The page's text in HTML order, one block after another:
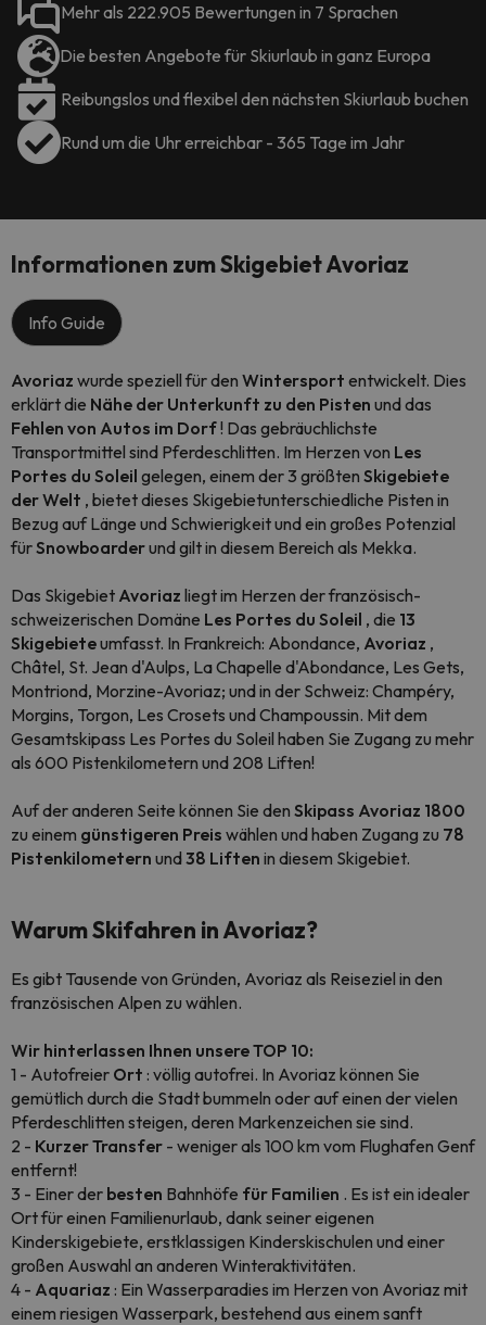
Mehr als 222.905 Bewertungen in 7 Sprachen
Die besten Angebote für Skiurlaub in ganz Europa
Reibungslos und flexibel den nächsten Skiurlaub buchen
Rund um die Uhr erreichbar - 365 Tage im Jahr
Informationen zum Skigebiet Avoriaz
Info Guide
Avoriaz wurde speziell für den Wintersport entwickelt. Dies
erklärt die Nähe der Unterkunft zu den Pisten und das
Fehlen von Autos im Dorf! Das gebräuchlichste
Transportmittel sind Pferdeschlitten. Im Herzen von Les
Portes du Soleil gelegen, einem der 3 größten Skigebiete
der Welt , bietet dieses Skigebietunterschiedliche Pisten in
Bezug auf Länge und Schwierigkeit und ein großes Potenzial
fürSnowboarderund gilt in diesem Bereich als Mekka.
Das Skigebiet Avoriaz liegt im Herzen der französisch-
schweizerischen Domäne Les Portes du Soleil , die 13
Skigebieteumfasst. In Frankreich: Abondance, Avoriaz ,
Châtel, St. Jean d'Aulps, La Chapelle d'Abondance, Les Gets,
Montriond, Morzine-Avoriaz; und in der Schweiz: Champéry,
Morgins, Torgon, Les Crosets und Champoussin. Mit dem
Gesamtskipass Les Portes du Soleil haben Sie Zugang zu mehr
als 600 Pistenkilometern und 208 Liften!
Auf der anderen Seite können Sie den Skipass Avoriaz 1800
zu einem günstigeren Preis wählen und haben Zugang zu 78
Pistenkilometern und38 Liften in diesem Skigebiet.
Warum Skifahren in Avoriaz?
Es gibt Tausende von Gründen, Avoriaz als Reiseziel in den
französischen Alpen zu wählen.
Wir hinterlassen Ihnen unsere TOP 10:
1 - Autofreier Ort : völlig autofrei. In Avoriaz können Sie
gemütlich durch die Stadt bummeln oder auf einen der vielen
Pferdeschlitten steigen, deren Markenzeichen sie sind.
2 - Kurzer Transfer - weniger als 100 km vom Flughafen Genf
entfernt!
3 - Einer der besten Bahnhöfe für Familien . Es ist ein idealer
Ort für einen Familienurlaub, dank seiner eigenen
Kinderskigebiete, erstklassigen Kinderskischulen und einer
großen Auswahl an anderen Winteraktivitäten.
4 - Aquariaz : Ein Wasserparadies im Herzen von Avoriaz mit
einem riesigen Wasserpark, bestehend aus einem sanft